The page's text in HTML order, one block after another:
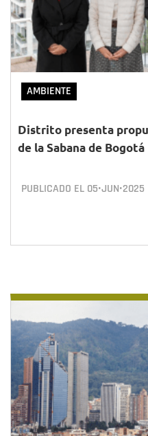
AMBIENTE
Distrito presenta
de la Sabana de Bogotá
PUBLICADO EL 05•JUN•2025